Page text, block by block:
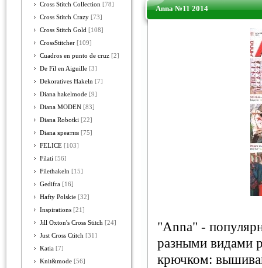
Cross Stitch Collection [78]
Cross Stitch Crazy [73]
Cross Stitch Gold [108]
CrossStitcher [109]
Cuadros en punto de cruz [2]
De Fil en Aiguille [3]
Dekoratives Hakeln [7]
Diana hakelmode [9]
Diana MODEN [83]
Diana Robotki [22]
Diana креатив [75]
FELICE [103]
Filati [56]
Filethakeln [15]
Gedifra [16]
Hafty Polskie [32]
Inspirations [21]
Jill Oxton's Cross Stitch [24]
Just Cross Ctitch [31]
Katia [7]
Knit&mode [56]
Anna №11 2014
"Anna" -
разными видами
крючком: